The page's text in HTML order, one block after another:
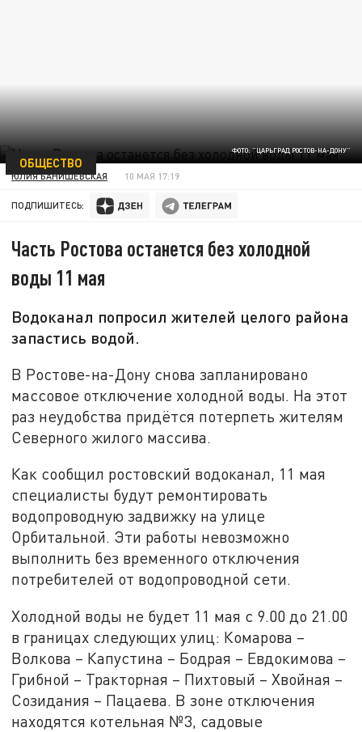
ФОТО: "ЦАРЬГРАД РОСТОВ-НА-ДОНУ"
ОБЩЕСТВО
ЮЛИЯ БАНИШЕВСКАЯ 10 МАЯ 17:19
ПОДПИШИТЕСЬ:
Часть Ростова останется без холодной
воды 11 мая
Водоканал попросил жителей целого района
запастись водой.
В Ростове-на-Дону снова запланировано
массовое отключение холодной воды. На этот
раз неудобства придётся потерпеть жителям
Северного жилого массива.
Как сообщил ростовский водоканал, 11 мая
специалисты будут ремонтировать
водопроводную задвижку на улице
Орбитальной. Эти работы невозможно
выполнить без временного отключения
потребителей от водопроводной сети.
Холодной воды не будет 11 мая с 9.00 до 21.00
в границах следующих улиц: Комарова –
Волкова – Капустина – Бодрая – Евдокимова –
Грибной – Тракторная – Пихтовый – Хвойная –
Созидания – Пацаева. В зоне отключения
находятся котельная №3, садовые